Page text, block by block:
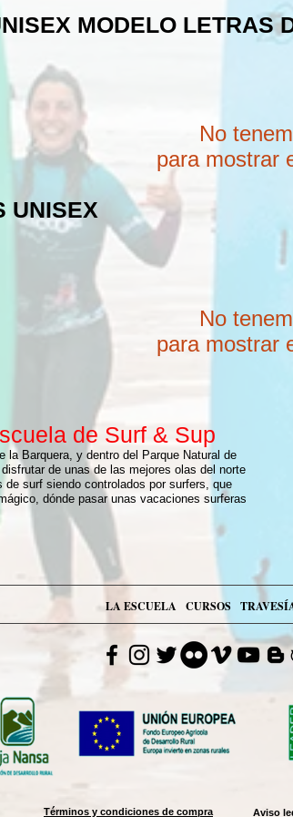
MODELO LETRAS
No
para mostrar
UNISEX
No
para mostrar
de Surf & Sup
la Barquera, y dentro del Parque Natural de
de unas de las mejores olas del norte
de surf siendo controlados por surfers, que
dónde pasar unas vacaciones surferas
LA ESCUELA CURSOS
Términos y condiciones de compra Aviso